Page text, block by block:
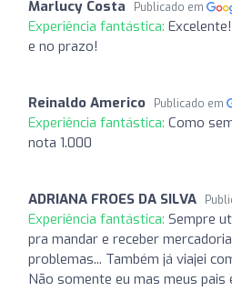
Marlucy Costa Publicado em
Experiência fantástica:
e no prazo!
Reinaldo Americo Publicado em
Experiência fantástica: Como
nota 1.000
ADRIANA FROES DA SILVA
Experiência fantástica: Sempre
pra mandar e receber
problemas... Também já viajei
Não somente eu mas meus pais